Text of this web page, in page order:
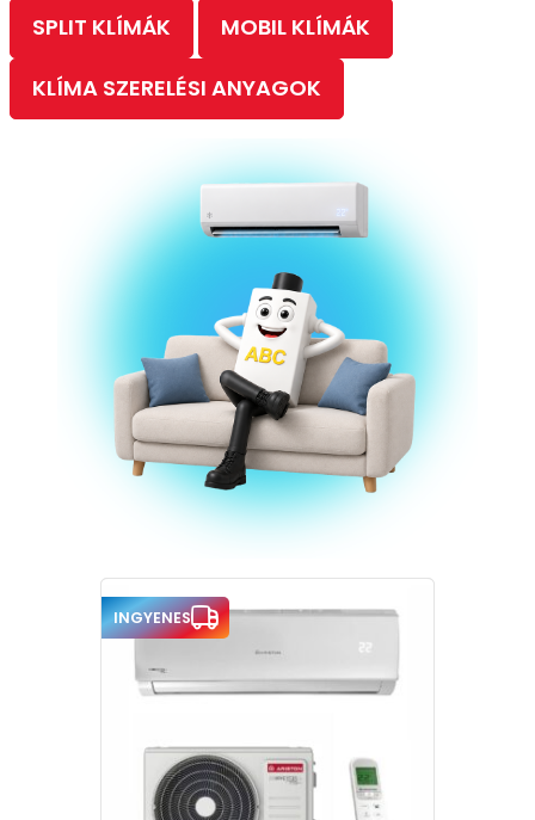
SPLIT KLÍMÁK MOBIL KLÍMÁK
KLÍMA SZERELÉSI ANYAGOK
INGYENES